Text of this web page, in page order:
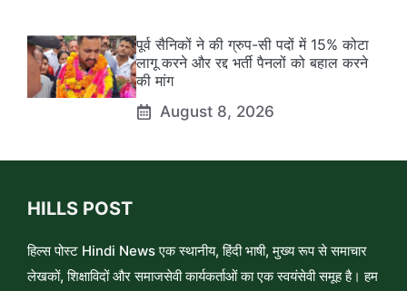
पूर्व सैनिकों ने की ग्रुप-सी पदों में 15% कोटा
लागू करने और रद्द भर्ती पैनलों को बहाल करने
की मांग
August 8, 2026
HILLS POST
हिल्स पोस्ट Hindi News एक स्थानीय, हिंदी भाषी, मुख्य रूप से समाचार
लेखकों, शिक्षाविदों और समाजसेवी कार्यकर्ताओं का एक स्वयंसेवी समूह है। हम